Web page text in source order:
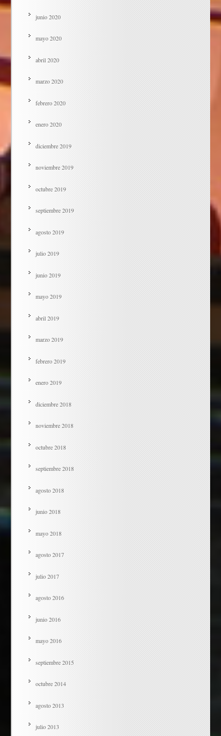
junio 2020
mayo 2020
abril 2020
marzo 2020
febrero 2020
enero 2020
diciembre 2019
noviembre 2019
octubre 2019
septiembre 2019
agosto 2019
julio 2019
junio 2019
mayo 2019
abril 2019
marzo 2019
febrero 2019
enero 2019
diciembre 2018
noviembre 2018
octubre 2018
septiembre 2018
agosto 2018
junio 2018
mayo 2018
agosto 2017
julio 2017
agosto 2016
junio 2016
mayo 2016
septiembre 2015
octubre 2014
agosto 2013
julio 2013